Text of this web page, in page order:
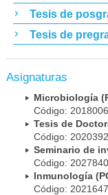
Tesis de
Tesis de
Asignaturas
Microbiología
Código:
Tesis de
Código:
Seminario de
Código:
Inmunología
Código: